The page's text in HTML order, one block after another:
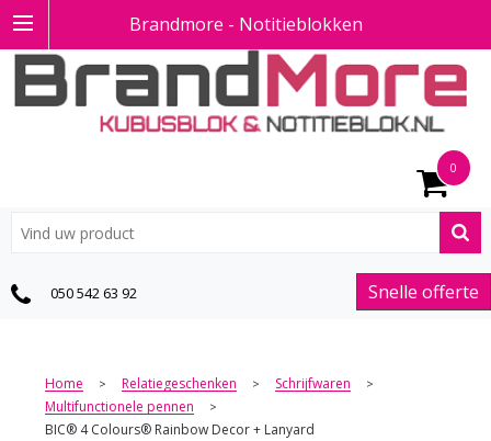
Brandmore - Notitieblokken
0
Snelle offerte
050 542 63 92
Home > Relatiegeschenken > Schrijfwaren >
Multifunctionele pennen >
BIC® 4 Colours® Rainbow Decor + Lanyard